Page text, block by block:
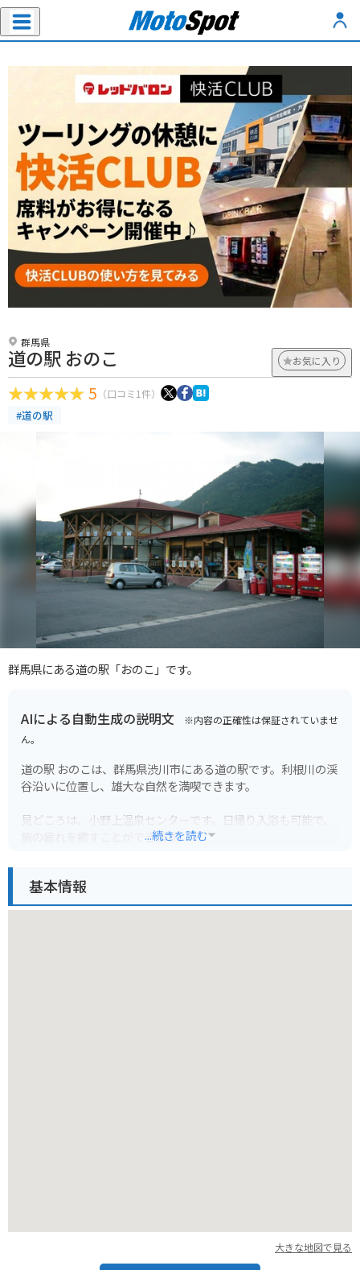
群馬県
道の駅 おのこ お気に入り
5 （口コミ1件）
#道の駅
群馬県にある道の駅「おのこ」です。
AIによる自動生成の説明文 ※内容の正確性は保証されていませ
ん。
道の駅 おのこは、群馬県渋川市にある道の駅です。利根川の渓
谷沿いに位置し、雄大な自然を満喫できます。
見どころは、小野上温泉センターです。日帰り入浴も可能で、
旅の疲れを癒すことができます。
ます。特に、地元産のこんにゃくはおすすめです。バイクで訪
れる際は、駐車場も広く、休憩場所としても最適です。
...続きを読む
基本情報
大きな地図で見る